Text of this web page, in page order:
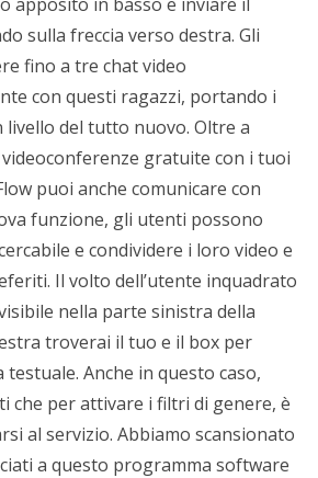
sulla freccia verso destra. Gli
fino a tre chat video
con questi ragazzi, portando i
livello del tutto nuovo. Oltre a
gratuite con i tuoi
puoi anche comunicare con
funzione, gli utenti possono
e condividere i loro video e
Il volto dell’utente inquadrato
nella parte sinistra della
troverai il tuo e il box per
Anche in questo caso,
che per attivare i filtri di genere, è
al servizio. Abbiamo scansionato
a questo programma software